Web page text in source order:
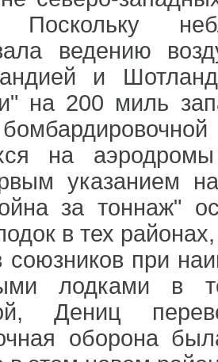
Поскольку
ведению
и
на 200 миль
на
указанием
за тоннаж"
в тех
союзников при
лодками в
Дениц
оборона